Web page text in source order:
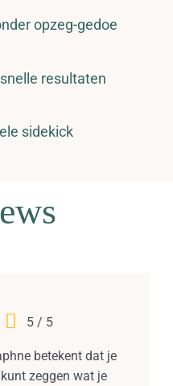
opzeg-gedoe
resultaten
sidekick
5 / 5
betekent dat je
zeggen wat je